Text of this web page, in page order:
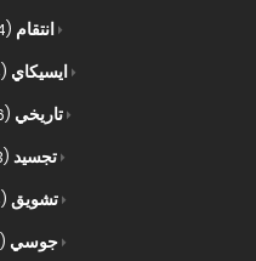
انتقام (14)
ايسيكاي (4)
تاريخي (16)
تجسيد (13)
تشويق (4)
جوسي (9)